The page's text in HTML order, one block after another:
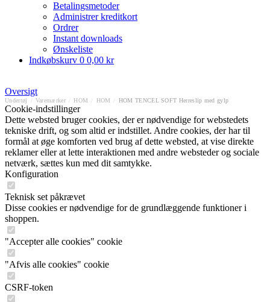
Betalingsmetoder
Administrer kreditkort
Ordrer
Instant downloads
Ønskeliste
Indkøbskurv 0 0,00 kr
Oversigt
Undertøj Varemærker HOM HOM HOM TENCEL SOFT Herreslip med gylp
Cookie-indstillinger
Dette websted bruger cookies, der er nødvendige for webstedets
tekniske drift, og som altid er indstillet. Andre cookies, der har til
formål at øge komforten ved brug af dette websted, at vise direkte
reklamer eller at lette interaktionen med andre websteder og sociale
netværk, sættes kun med dit samtykke.
Konfiguration
Teknisk set påkrævet
Disse cookies er nødvendige for de grundlæggende funktioner i
shoppen.
"Accepter alle cookies" cookie
"Afvis alle cookies" cookie
CSRF-token